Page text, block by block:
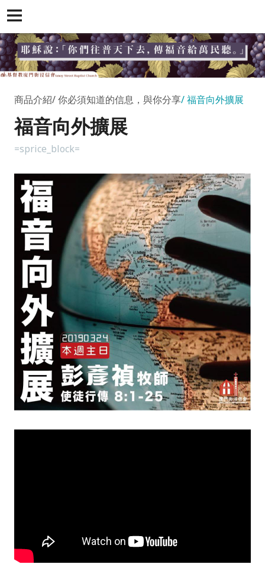
商品介紹 你必須知道的信息，與你分享 福音向外擴展
福音向外擴展
=sprice_block=